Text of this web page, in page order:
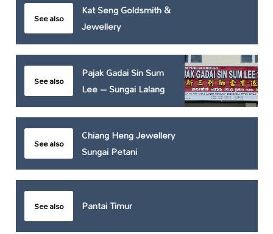
See also
Kat Seng Goldsmith &
Jewellery
See also
Pajak Gadai Sin Sum
Lee – Sungai Lalang
See also
Chiang Heng Jewellery
Sungai Petani
See also Pantai Timur